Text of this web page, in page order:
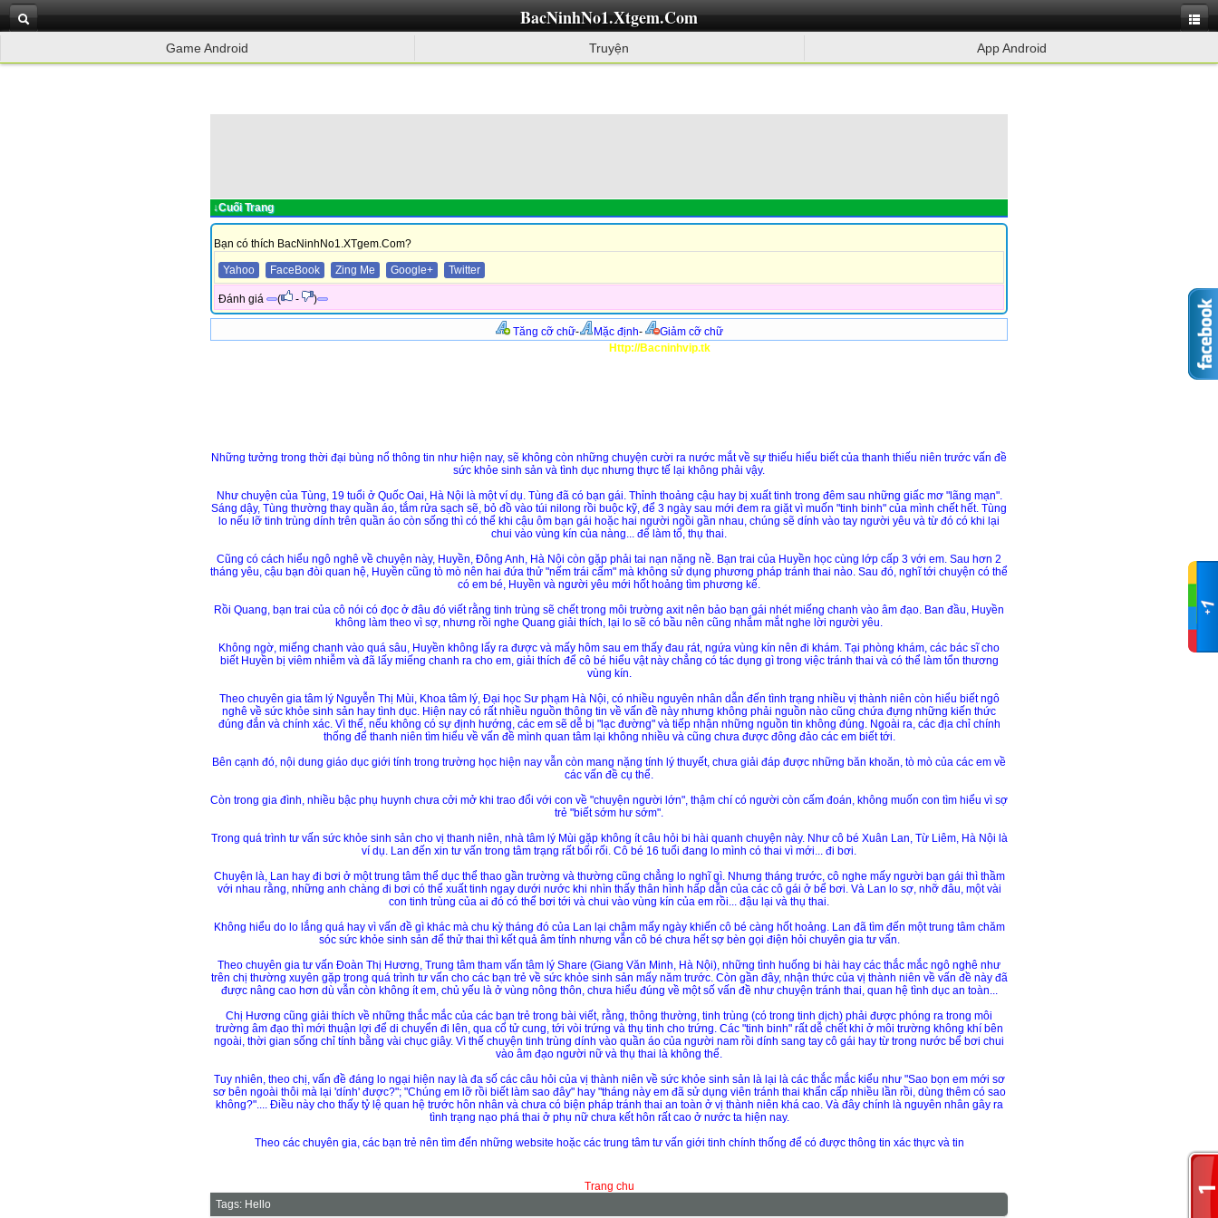
BacNinhNo1.Xtgem.Com
Game Android Truyện App Android
↓Cuối Trang
Bạn có thích BacNinhNo1.XTgem.Com?
Yahoo FaceBook Zing Me Google+ Twitter
Đánh giá ( - )
Tăng cỡ chữ- Mặc định-
Giảm cỡ chữ
Http://Bacninhvip.tk
Những tưởng trong thời đại bùng nổ thông tin như hiện nay, sẽ không còn những chuyện cười ra nước mắt về sự thiếu hiểu biết của thanh thiếu niên trước vấn đề
sức khỏe sinh sản và tình dục nhưng thực tế lại không phải vậy.
Như chuyện của Tùng, 19 tuổi ở Quốc Oai, Hà Nội là một ví dụ. Tùng đã có bạn gái. Thỉnh thoảng cậu hay bị xuất tinh trong đêm sau những giấc mơ "lãng mạn".
Sáng dậy, Tùng thường thay quần áo, tắm rửa sạch sẽ, bỏ đồ vào túi nilong rồi buộc kỹ, để 3 ngày sau mới đem ra giặt vì muốn "tinh binh" của mình chết hết. Tùng
lo nếu lỡ tinh trùng dính trên quần áo còn sống thì có thể khi cậu ôm bạn gái hoặc hai người ngồi gần nhau, chúng sẽ dính vào tay người yêu và từ đó có khi lại
chui vào vùng kín của nàng... để làm tổ, thụ thai.
Cũng có cách hiểu ngô nghê về chuyện này, Huyền, Đông Anh, Hà Nội còn gặp phải tai nạn nặng nề. Bạn trai của Huyền học cùng lớp cấp 3 với em. Sau hơn 2
tháng yêu, cậu bạn đòi quan hệ, Huyền cũng tò mò nên hai đứa thử "nếm trái cấm" mà không sử dụng phương pháp tránh thai nào. Sau đó, nghĩ tới chuyện có thể
có em bé, Huyền và người yêu mới hốt hoảng tìm phương kế.
Rồi Quang, bạn trai của cô nói có đọc ở đâu đó viết rằng tinh trùng sẽ chết trong môi trường axit nên bảo bạn gái nhét miếng chanh vào âm đạo. Ban đầu, Huyền
không làm theo vì sợ, nhưng rồi nghe Quang giải thích, lại lo sẽ có bầu nên cũng nhắm mắt nghe lời người yêu.
Không ngờ, miếng chanh vào quá sâu, Huyền không lấy ra được và mấy hôm sau em thấy đau rát, ngứa vùng kín nên đi khám. Tại phòng khám, các bác sĩ cho
biết Huyền bị viêm nhiễm và đã lấy miếng chanh ra cho em, giải thích để cô bé hiểu vật này chẳng có tác dụng gì trong việc tránh thai và có thể làm tổn thương
vùng kín.
Theo chuyên gia tâm lý Nguyễn Thị Mùi, Khoa tâm lý, Đại học Sư phạm Hà Nội, có nhiều nguyên nhân dẫn đến tình trạng nhiều vị thành niên còn hiểu biết ngô
nghê về sức khỏe sinh sản hay tình dục. Hiện nay có rất nhiều nguồn thông tin về vấn đề này nhưng không phải nguồn nào cũng chứa đựng những kiến thức
đúng đắn và chính xác. Vì thế, nếu không có sự định hướng, các em sẽ dễ bị "lạc đường" và tiếp nhận những nguồn tin không đúng. Ngoài ra, các địa chỉ chính
thống để thanh niên tìm hiểu về vấn đề mình quan tâm lại không nhiều và cũng chưa được đông đảo các em biết tới.
Bên cạnh đó, nội dung giáo dục giới tính trong trường học hiện nay vẫn còn mang nặng tính lý thuyết, chưa giải đáp được những băn khoăn, tò mò của các em về
các vấn đề cụ thể.
Còn trong gia đình, nhiều bậc phụ huynh chưa cởi mở khi trao đổi với con về "chuyện người lớn", thậm chí có người còn cấm đoán, không muốn con tìm hiểu vì sợ
trẻ "biết sớm hư sớm".
Trong quá trình tư vấn sức khỏe sinh sản cho vị thanh niên, nhà tâm lý Mùi gặp không ít câu hỏi bi hài quanh chuyện này. Như cô bé Xuân Lan, Từ Liêm, Hà Nội là
ví dụ. Lan đến xin tư vấn trong tâm trạng rất bối rối. Cô bé 16 tuổi đang lo mình có thai vì mới... đi bơi.
Chuyện là, Lan hay đi bơi ở một trung tâm thể dục thể thao gần trường và thường cũng chẳng lo nghĩ gì. Nhưng tháng trước, cô nghe mấy người bạn gái thì thầm
với nhau rằng, những anh chàng đi bơi có thể xuất tinh ngay dưới nước khi nhìn thấy thân hình hấp dẫn của các cô gái ở bể bơi. Và Lan lo sợ, nhỡ đâu, một vài
con tinh trùng của ai đó có thể bơi tới và chui vào vùng kín của em rồi... đậu lại và thụ thai.
Không hiểu do lo lắng quá hay vì vấn đề gì khác mà chu kỳ tháng đó của Lan lại chậm mấy ngày khiến cô bé càng hốt hoảng. Lan đã tìm đến một trung tâm chăm
sóc sức khỏe sinh sản để thử thai thì kết quả âm tính nhưng vẫn cô bé chưa hết sợ bèn gọi điện hỏi chuyên gia tư vấn.
Theo chuyên gia tư vấn Đoàn Thị Hương, Trung tâm tham vấn tâm lý Share (Giang Văn Minh, Hà Nội), những tình huống bi hài hay các thắc mắc ngô nghê như
trên chị thường xuyên gặp trong quá trình tư vấn cho các bạn trẻ về sức khỏe sinh sản mấy năm trước. Còn gần đây, nhận thức của vị thành niên về vấn đề này đã
được nâng cao hơn dù vẫn còn không ít em, chủ yếu là ở vùng nông thôn, chưa hiểu đúng về một số vấn đề như chuyện tránh thai, quan hệ tình dục an toàn...
Chị Hương cũng giải thích về những thắc mắc của các bạn trẻ trong bài viết, rằng, thông thường, tinh trùng (có trong tinh dịch) phải được phóng ra trong môi
trường âm đạo thì mới thuận lợi để di chuyển đi lên, qua cổ tử cung, tới vòi trứng và thụ tinh cho trứng. Các "tinh binh" rất dễ chết khi ở môi trường không khí bên
ngoài, thời gian sống chỉ tính bằng vài chục giây. Vì thế chuyện tinh trùng dính vào quần áo của người nam rồi dính sang tay cô gái hay từ trong nước bể bơi chui
vào âm đạo người nữ và thụ thai là không thể.
Tuy nhiên, theo chị, vấn đề đáng lo ngại hiện nay là đa số các câu hỏi của vị thành niên về sức khỏe sinh sản là lại là các thắc mắc kiểu như "Sao bọn em mới sơ
sơ bên ngoài thôi mà lại 'dính' được?"; "Chúng em lỡ rồi biết làm sao đây" hay "tháng này em đã sử dụng viên tránh thai khẩn cấp nhiều lần rồi, dùng thêm có sao
không?".... Điều này cho thấy tỷ lệ quan hệ trước hôn nhân và chưa có biện pháp tránh thai an toàn ở vị thành niên khá cao. Và đây chính là nguyên nhân gây ra
tình trạng nạo phá thai ở phụ nữ chưa kết hôn rất cao ở nước ta hiện nay.
Theo các chuyên gia, các bạn trẻ nên tìm đến những website hoặc các trung tâm tư vấn giới tinh chính thống để có được thông tin xác thực và tin
Trang chu
Tags: Hello